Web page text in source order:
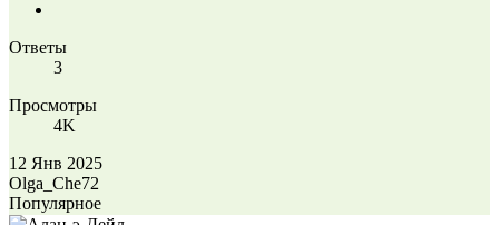
Ответы
3
Просмотры
4K
12 Янв 2025
Olga_Che72
Популярное